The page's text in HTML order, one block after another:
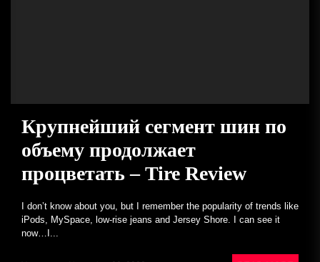
Крупнейший сегмент шин по
объему продолжает
процветать – Tire Review
I don’t know about you, but I remember the popularity of trends like
iPods, MySpace, low-rise jeans and Jersey Shore. I can see it
now…I...